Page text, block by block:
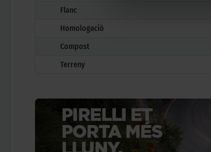
Flanc
Homologació
Compost
Terreny